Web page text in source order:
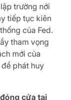
trường nới
tiếp tục kiên
của Fed.
tham vọng
mới của
phát huy
cửa tại